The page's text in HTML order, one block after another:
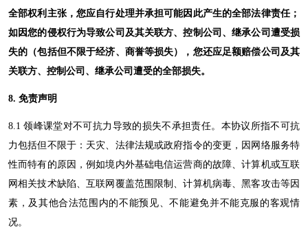
全部权利主张，您应自行处理并承担可能因此产生的全部法律责任；
如因您的侵权行为导致公司及其关联方、控制公司、继承公司遭受损
失的（包括但不限于经济、商誉等损失），您还应足额赔偿公司及其
关联方、控制公司、继承公司遭受的全部损失。
8. 免责声明
8.1领峰课堂对不可抗力导致的损失不承担责任。本协议所指不可抗
力包括但不限于：天灾、法律法规或政府指令的变更，因网络服务特
性而特有的原因，例如境内外基础电信运营商的故障、计算机或互联
网相关技术缺陷、互联网覆盖范围限制、计算机病毒、黑客攻击等因
素，及其他合法范围内的不能预见、不能避免并不能克服的客观情
况。